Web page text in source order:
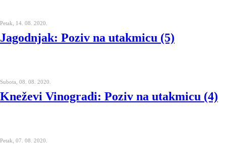
Petak, 14. 08. 2020.
Jagodnjak: Poziv na utakmicu (5)
Subota, 08. 08. 2020.
Kneževi Vinogradi: Poziv na utakmicu (4)
Petak, 07. 08. 2020.